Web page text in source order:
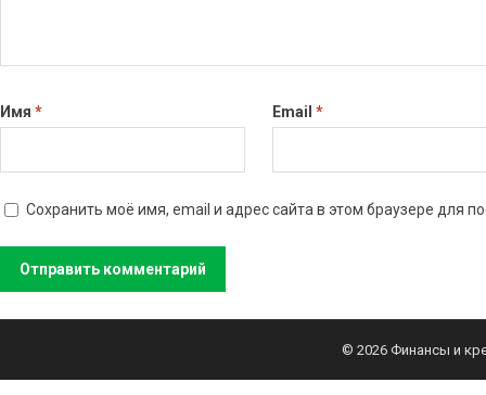
Имя * Email *
Сохранить моё имя, email и адрес сайта в этом браузере для
© 2026 Финансы и